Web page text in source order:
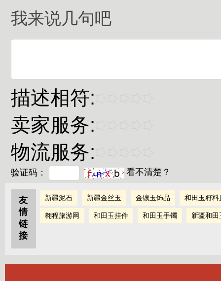
我来说几句吧
描述相符:
卖家服务:
物流服务:
验证码： 看不清楚？
友
情
链
接
新疆泥石 新疆金丝玉 金镶玉饰品 和田玉籽料
翱程旅游网 和田玉挂件 和田玉手镯 新疆和田